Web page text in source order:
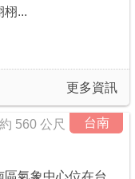
栩...
更多資訊
台南
約 560 公尺